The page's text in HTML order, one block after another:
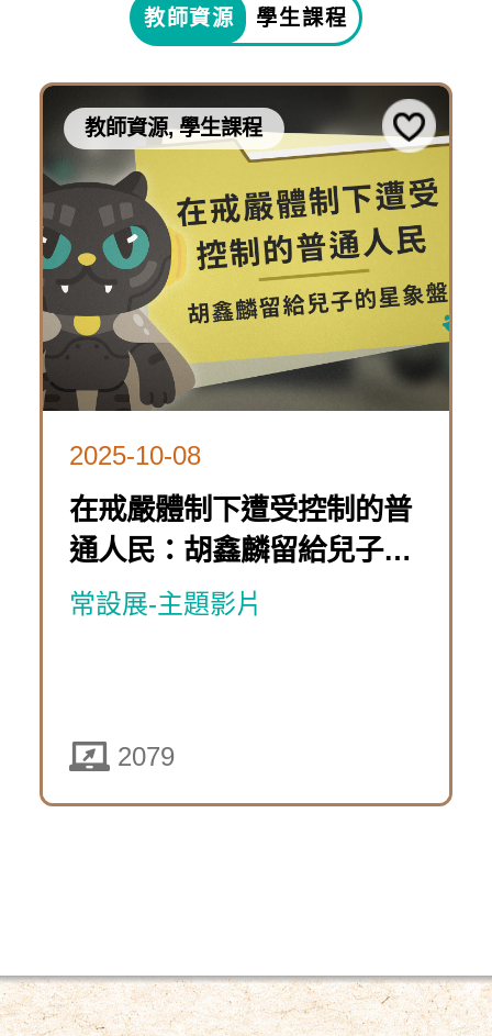
課
程
〈常
設
展
主
題
影
片〉
在
戒
嚴
體
制
下
控
制
的
民
常
設
展-
主
影
片
2025-
10-
「萬
時
歷
團：
前
進
特
展
謎
遊
線
遊
戲
載
資
源
包
2025-
10-
08
「萬
團：
瘋
臺
遊
戲
4231
教師資源 學生課程
教師資源, 學生課程
2025-10-08
在戒嚴體制下遭受控制的普
通人民：胡鑫麟留給兒子的
星象盤
常設展-主題影片
2079
教
載
資